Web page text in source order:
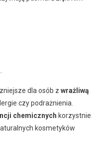
dla osób z wrażliwą
czy podrażnienia.
chemicznych korzystnie
kosmetyków